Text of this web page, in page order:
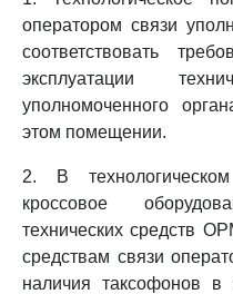
оператором связи
соответствовать
эксплуатации
уполномоченного
этом помещении.
2. В
кроссовое
технических средств
средствам связи
наличия таксофонов в